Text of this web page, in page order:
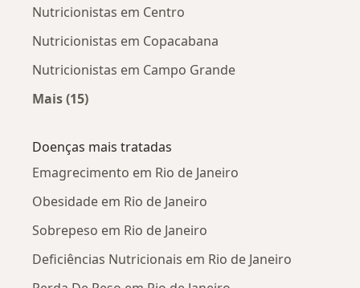
Nutricionistas em Centro
Nutricionistas em Copacabana
Nutricionistas em Campo Grande
Mais (15)
Doenças mais tratadas
Emagrecimento em Rio de Janeiro
Obesidade em Rio de Janeiro
Sobrepeso em Rio de Janeiro
Deficiências Nutricionais em Rio de Janeiro